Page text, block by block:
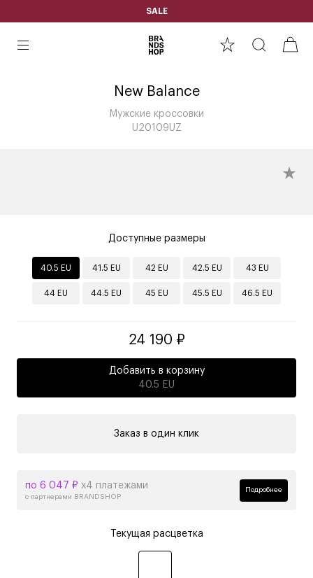
SALE
New Balance
Мужские кроссовки
U20109UZ
Доступные размеры
40.5 EU 41.5 EU 42 EU 42.5 EU 43 EU
44 EU 44.5 EU 45 EU 45.5 EU 46.5 EU
24 190 ₽
Добавить в корзину
40.5 EU
Заказ в один клик
по 6 047 ₽ х4 платежами
с партнерами BRANDSHOP
Подробнее
Текущая расцветка